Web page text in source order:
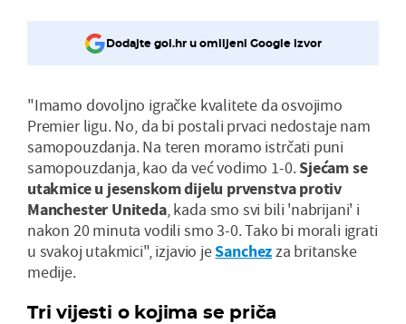
Dodajte gol.hr u omiljeni Google izvor
"Imamo dovoljno igračke kvalitete da osvojimo
Premier ligu. No, da bi postali prvaci nedostaje nam
samopouzdanja. Na teren moramo istrčati puni
samopouzdanja, kao da već vodimo 1-0.Sjećam se
utakmice u jesenskom dijelu prvenstva protiv
Manchester Uniteda, kada smo svi bili 'nabrijani' i
nakon 20 minuta vodili smo 3-0. Tako bi morali igrati
u svakoj utakmici", izjavio jeSanchezza britanske
medije.
Tri vijesti o kojima se priča